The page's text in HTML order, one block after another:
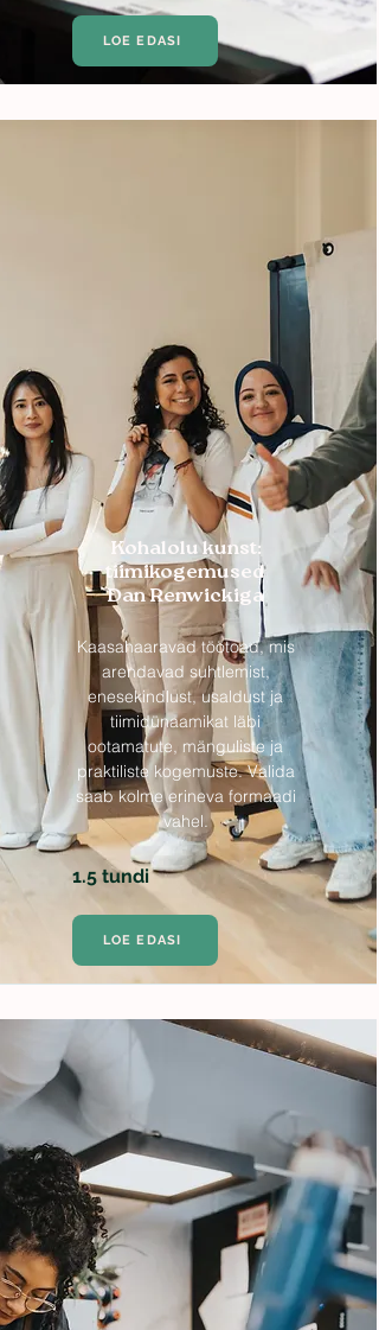
LOE EDASI
Kohalolu kunst:
tiimikogemused
Dan Renwickiga
Kaasahaaravad töötoad, mis
arendavad suhtlemist,
enesekindlust, usaldust ja
tiimidünaamikat läbi
ootamatute, mänguliste ja
praktiliste kogemuste. Valida
saab kolme erineva formaadi
vahel.
1.5 tundi
LOE EDASI